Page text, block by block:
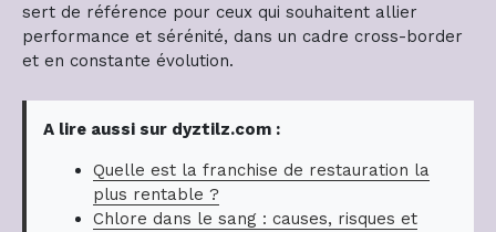
sert de référence pour ceux qui souhaitent allier
performance et sérénité, dans un cadre cross-border
et en constante évolution.
A lire aussi sur dyztilz.com :
Quelle est la franchise de restauration la
plus rentable ?
Chlore dans le sang : causes, risques et